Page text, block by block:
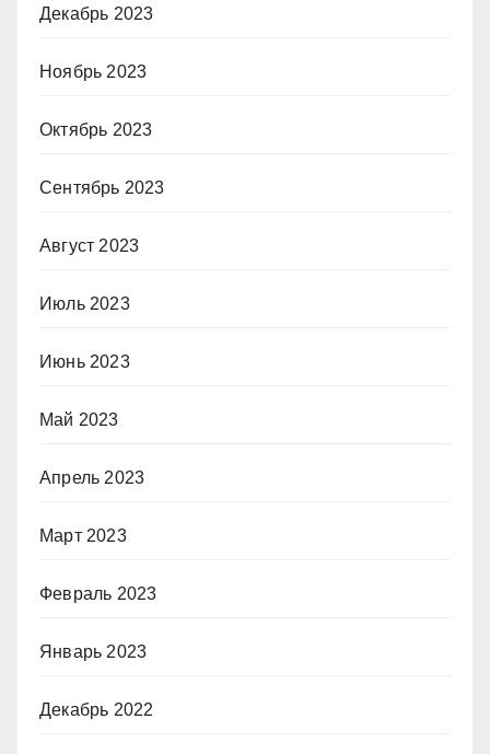
Декабрь 2023
Ноябрь 2023
Октябрь 2023
Сентябрь 2023
Август 2023
Июль 2023
Июнь 2023
Май 2023
Апрель 2023
Март 2023
Февраль 2023
Январь 2023
Декабрь 2022